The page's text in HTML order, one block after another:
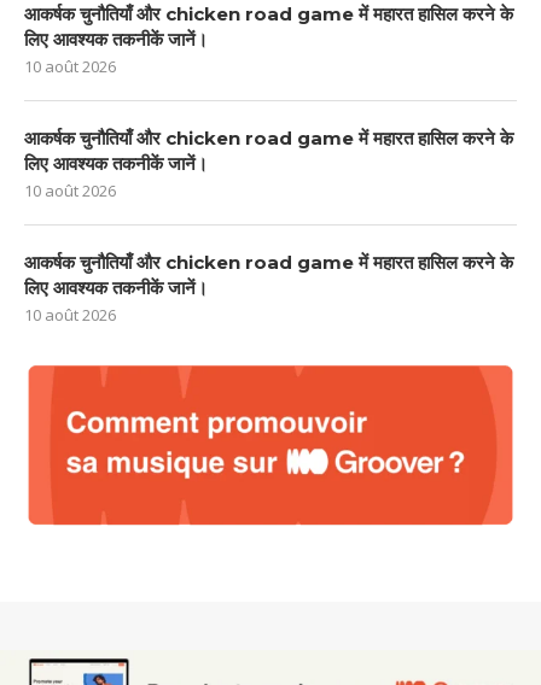
आकर्षक चुनौतियाँ और chicken road game में महारत हासिल करने के
लिए आवश्यक तकनीकें जानें।
10 août 2026
आकर्षक चुनौतियाँ और chicken road game में महारत हासिल करने के
लिए आवश्यक तकनीकें जानें।
10 août 2026
आकर्षक चुनौतियाँ और chicken road game में महारत हासिल करने के
लिए आवश्यक तकनीकें जानें।
10 août 2026